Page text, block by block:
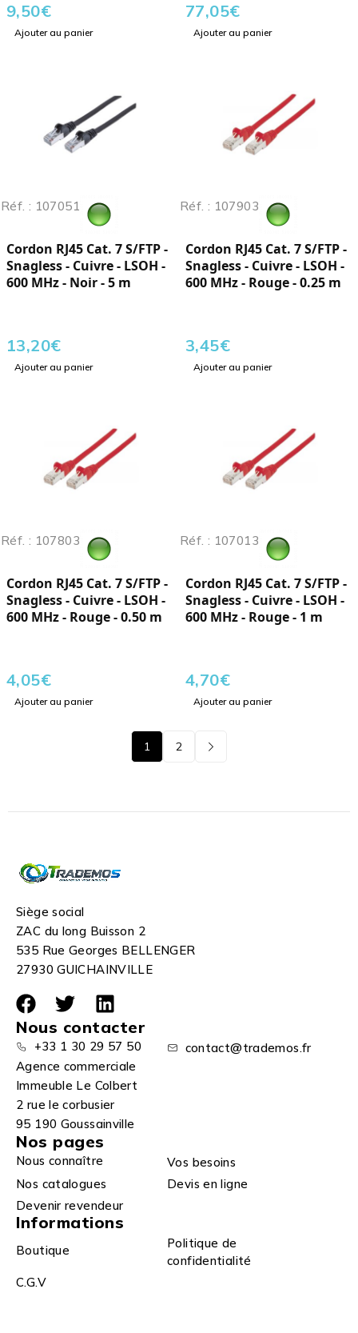
9,50€
Ajouter au panier
77,05€
Ajouter au panier
Réf. : 107051
Cordon RJ45 Cat. 7 S/FTP -
Snagless - Cuivre - LSOH -
600 MHz - Noir - 5 m
13,20€
Ajouter au panier
Réf. : 107903
Cordon RJ45 Cat. 7 S/FTP -
Snagless - Cuivre - LSOH -
600 MHz - Rouge - 0.25 m
3,45€
Ajouter au panier
Réf. : 107803
Cordon RJ45 Cat. 7 S/FTP -
Snagless - Cuivre - LSOH -
600 MHz - Rouge - 0.50 m
4,05€
Ajouter au panier
Réf. : 107013
Cordon RJ45 Cat. 7 S/FTP -
Snagless - Cuivre - LSOH -
600 MHz - Rouge - 1 m
4,70€
Ajouter au panier
1 2
Siège social
ZAC du long Buisson 2
535 Rue Georges BELLENGER
27930 GUICHAINVILLE
Nous contacter
+33 1 30 29 57 50
contact@trademos.fr
Agence commerciale
Immeuble Le Colbert
2 rue le corbusier
95 190 Goussainville
Nos pages
Nous connaître
Vos besoins
Nos catalogues
Devis en ligne
Devenir revendeur
Informations
Boutique
Politique de
confidentialité
C.G.V